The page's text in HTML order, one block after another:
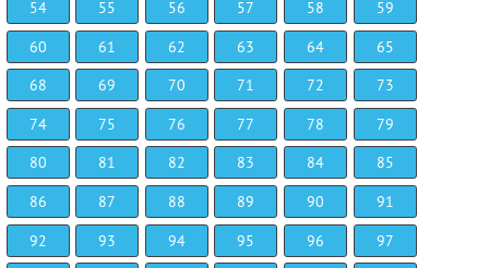
54
55 56 57 58
59
60
61 62 63 64
65
68
69 70 71 72
73
74
75 76 77 78
79
80
81 82 83 84
85
86
87 88 89 90
91
92
93 94 95 96
97